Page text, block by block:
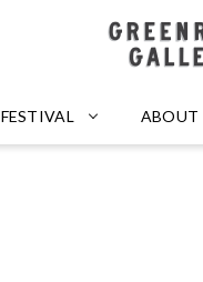
FESTIVAL ABOUT